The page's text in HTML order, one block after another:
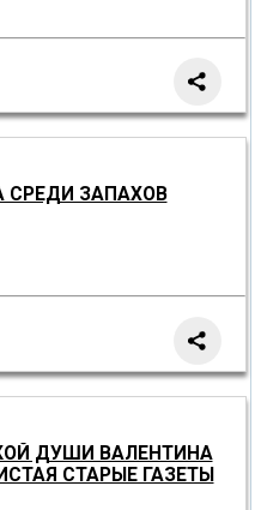
СРЕДИ ЗАПАХОВ
ДУШИ ВАЛЕНТИНА
СТАРЫЕ ГАЗЕТЫ